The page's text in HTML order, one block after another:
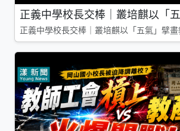
正義中學校長交棒｜叢培麒以「
正義中學校長交棒｜叢培麒以「五氣」擘畫